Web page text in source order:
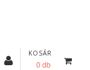
KOSÁR
0 db